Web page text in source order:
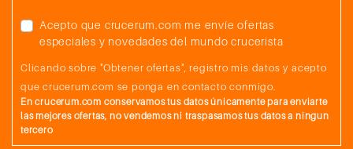
Acepto que crucerum.com me envíe ofertas
especiales y novedades del mundo crucerista
Clicando sobre "Obtener ofertas", registro mis datos y acepto
que crucerum.com se ponga en contacto conmigo.
En crucerum.com conservamos tus datos únicamente para enviarte
las mejores ofertas, no vendemos ni traspasamos tus datos a ningun
tercero